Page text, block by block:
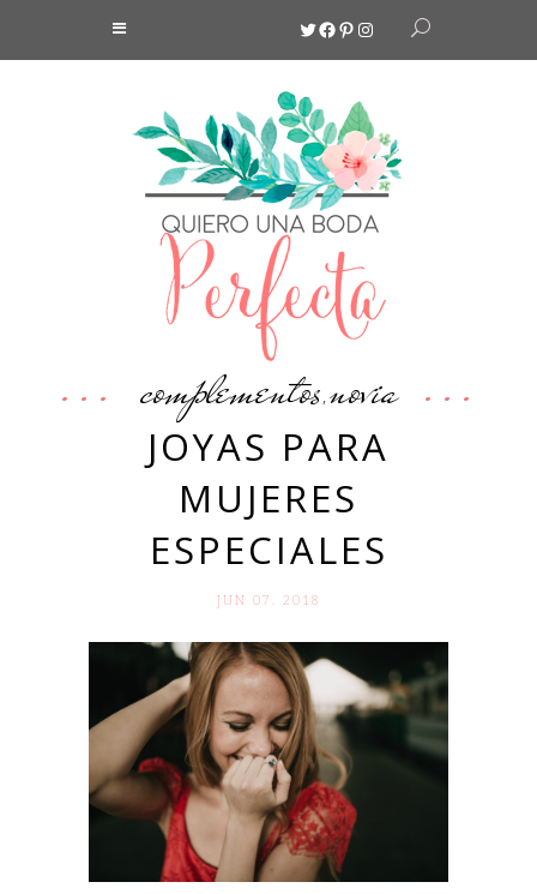
Twitter
Facebook
Pinterest
Instagram
complementos,novia
JOYAS PARA
MUJERES
ESPECIALES
JUN 07. 2018